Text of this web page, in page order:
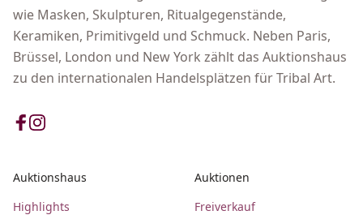
wie Masken, Skulpturen, Ritualgegenstände,
Keramiken, Primitivgeld und Schmuck. Neben Paris,
Brüssel, London und New York zählt das Auktionshaus
zu den internationalen Handelsplätzen für Tribal Art.
Auktionshaus
Highlights
Auktionen
Freiverkauf